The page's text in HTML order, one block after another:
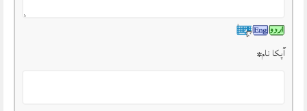
آپکا نام*